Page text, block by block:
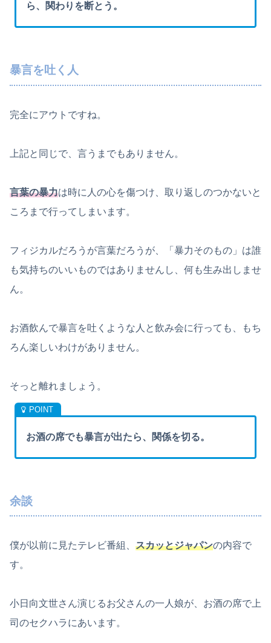
ら、関わりを断とう。
暴言を吐く人
完全にアウトですね。
上記と同じで、言うまでもありません。
言葉の暴力は時に人の心を傷つけ、取り返しのつかないと
ころまで行ってしまいます。
フィジカルだろうが言葉だろうが、「暴力そのもの」は誰
も気持ちのいいものではありませんし、何も生み出しませ
ん。
お酒飲んで暴言を吐くような人と飲み会に行っても、もち
ろん楽しいわけがありません。
そっと離れましょう。
お酒の席でも暴言が出たら、関係を切る。
余談
僕が以前に見たテレビ番組、 スカッとジャパンの内容で
す。
小日向文世さん演じるお父さんの一人娘が、お酒の席で上
司のセクハラにあいます。